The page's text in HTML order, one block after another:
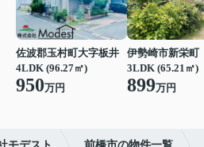
佐波郡玉村町大字板井
4LDK (96.27㎡)
950万円
伊勢崎市新栄町
3LDK (65.21㎡)
899万円